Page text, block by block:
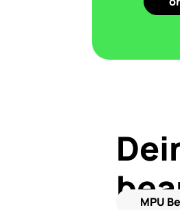
MPU